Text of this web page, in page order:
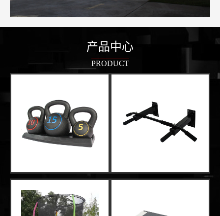
产品中心
PRODUCT